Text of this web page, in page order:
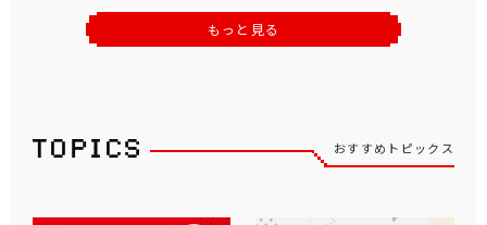
もっと見る
おすすめトピックス